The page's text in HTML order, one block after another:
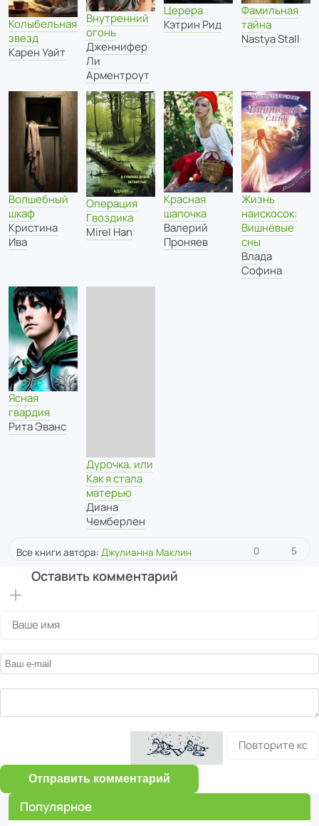
Колыбельная
звезд
Карен Уайт
Внутренний
огонь
Дженнифер
Ли
Арментроут
Церера
Кэтрин Рид
Фамильная
тайна
Nastya Stall
Волшебный
шкаф
Кристина
Ива
Операция
Гвоздика
Mirel Han
Красная
шапочка
Валерий
Проняев
Жизнь
наискосок:
Вишнёвые
сны
Влада
Софина
Ясная
гвардия
Рита Эванс
Дурочка, или
Как я стала
матерью
Диана
Чемберлен
Все книги автора: Джулианна Маклин 0 5
Оставить комментарий
Отправить комментарий
Популярное